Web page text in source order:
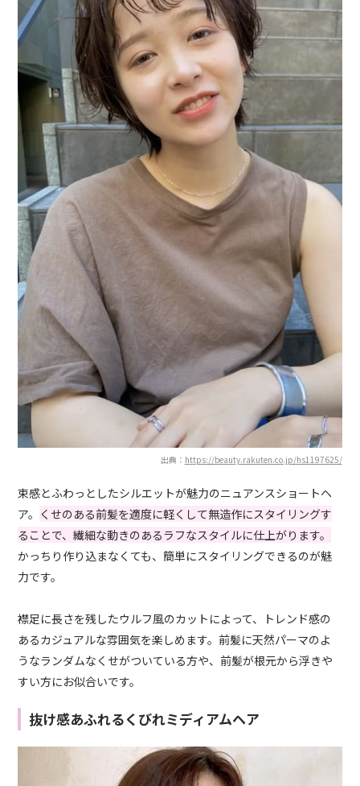
出典： https://beauty.rakuten.co.jp/hs1197625/
束感とふわっとしたシルエットが魅力のニュアンスショートヘ
ア。 くせのある前髪を適度に軽くして無造作にスタイリングす
ることで、繊細な動きのあるラフなスタイルに仕上がります。
かっちり作り込まなくても、簡単にスタイリングできるのが魅
力です。
襟足に長さを残したウルフ風のカットによって、トレンド感の
あるカジュアルな雰囲気を楽しめます。前髪に天然パーマのよ
うなランダムなくせがついている方や、前髪が根元から浮きや
すい方にお似合いです。
抜け感あふれるくびれミディアムヘア